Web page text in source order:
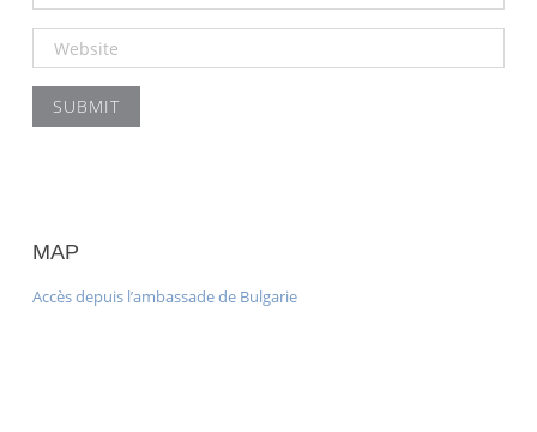
MAP
Accès depuis l’ambassade de Bulgarie